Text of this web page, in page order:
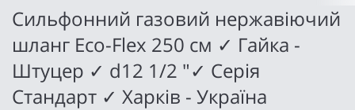
Сильфонний газовий нержавіючий
шланг Eco-Flex 250 см ✓ Гайка -
Штуцер ✓ d12 1/2 "✓ Серія
Стандарт ✓ Харків - Україна